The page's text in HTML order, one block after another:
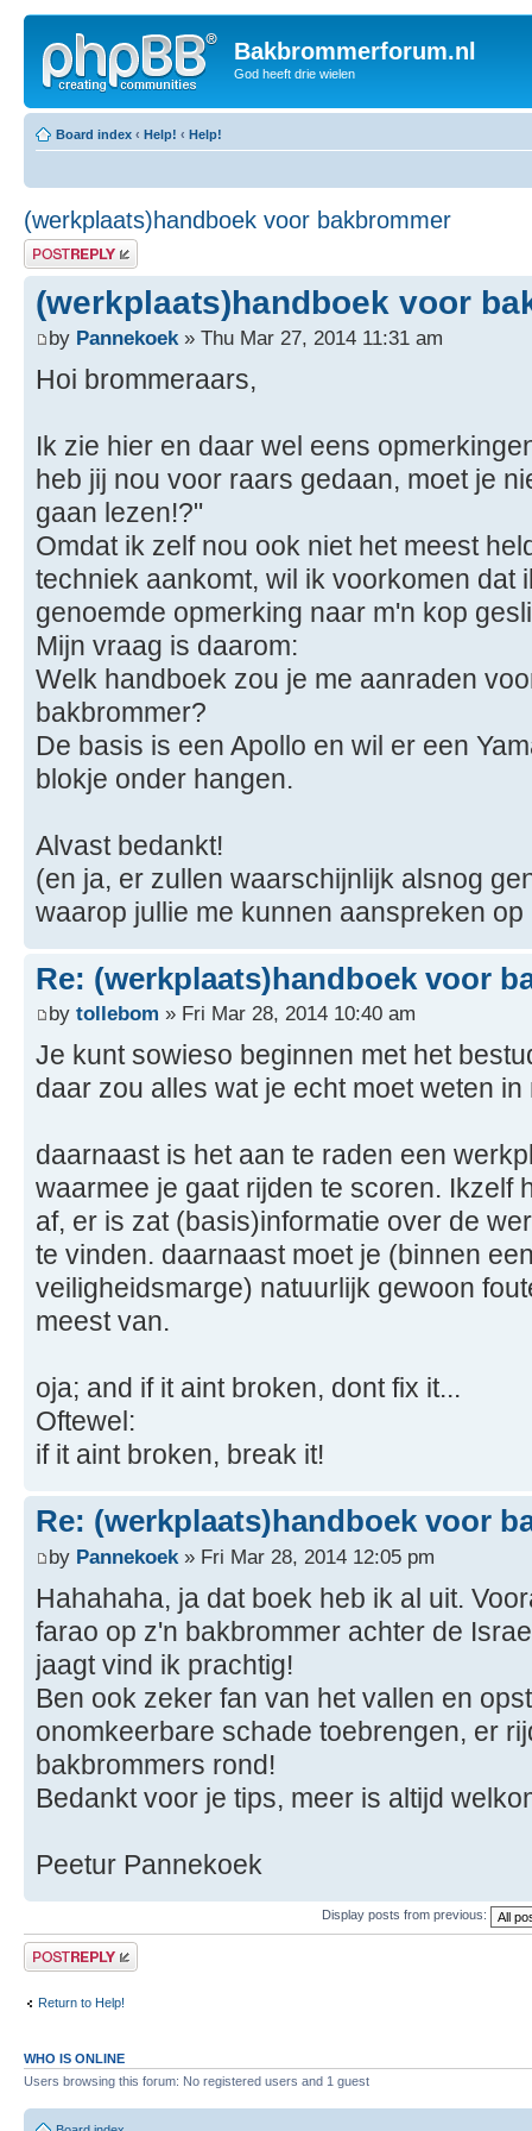
Bakbrommerforum.nl
God heeft drie wielen
Board index ‹ Help! ‹ Help!
(werkplaats)handboek voor bakbrommer
Post a reply
(werkplaats)handboek voor
by Pannekoek » Thu Mar 27, 2014 11:31 am
Hoi brommeraars,
Ik zie hier en daar wel eens
heb jij nou voor raars gedaan, moet je
gaan lezen!?"
Omdat ik zelf nou ook niet het meest
techniek aankomt, wil ik voorkomen dat
genoemde opmerking naar m'n kop
Mijn vraag is daarom:
Welk handboek zou je me aanraden
bakbrommer?
De basis is een Apollo en wil er een
blokje onder hangen.
Alvast bedankt!
(en ja, er zullen waarschijnlijk alsnog
waarop jullie me kunnen aanspreken
Re: (werkplaats)handboek voor
by tollebom » Fri Mar 28, 2014 10:40 am
Je kunt sowieso beginnen met het
daar zou alles wat je echt moet weten in
daarnaast is het aan te raden een
waarmee je gaat rijden te scoren. Ikzelf
af, er is zat (basis)informatie over de
te vinden. daarnaast moet je (binnen
veiligheidsmarge) natuurlijk gewoon
meest van.
oja; and if it aint broken, dont fix it...
Oftewel:
if it aint broken, break it!
Re: (werkplaats)handboek voor
by Pannekoek » Fri Mar 28, 2014 12:05 pm
Hahahaha, ja dat boek heb ik al uit.
farao op z'n bakbrommer achter de
jaagt vind ik prachtig!
Ben ook zeker fan van het vallen en
onomkeerbare schade toebrengen, er
bakbrommers rond!
Bedankt voor je tips, meer is altijd
Peetur Pannekoek
Display posts from previous:
Post a reply
Return to Help!
WHO IS ONLINE
Users browsing this forum: No registered users and 1 guest